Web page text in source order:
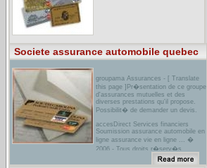
Societe assurance automobile quebec
groupama Assurances - [ Translate
this page ]Pr�sentation de ce groupe
d'assurances mutuelles et des
diverses prestations qu'il propose.
Possibilit� de demander un devis.
accesDirect Services financiers
Soumission assurance automobile en
ligne assurance vie en ligne ... �
2006 - Tous droits r�serv�s
AccesDirect - Larose &
Boissonneault assurances